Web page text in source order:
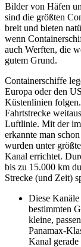
Bilder von Häfen
sind die größten
breit und bieten
wenn
auch Werften, die
gutem Grund.
Containerschiffe
Europa oder den
Küstenlinien
Fahrtstrecke
Luftlinie. Mit der
erkannte man
wurden unter
Kanal errichtet.
bis zu 15.000 km
Strecke (und Zeit)
Diese
bestimmten
kleine,
Panamax-
Kanal gerade